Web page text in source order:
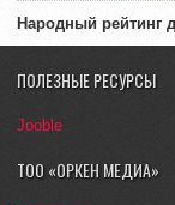
Народный рейтинг
ПОЛЕЗНЫЕ РЕСУРСЫ
Jooble
ТОО «ОРКЕН МЕДИА»